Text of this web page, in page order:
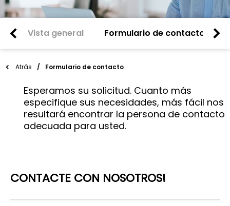
Vista general Formulario de contacto
Atrás Formulario de contacto
Esperamos su solicitud. Cuanto más
especifique sus necesidades, más fácil nos
resultará encontrar la persona de contacto
adecuada para usted.
CONTACTE CON NOSOTROS!